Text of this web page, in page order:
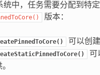
中，任务需要分配到特
版本：
可以创
可